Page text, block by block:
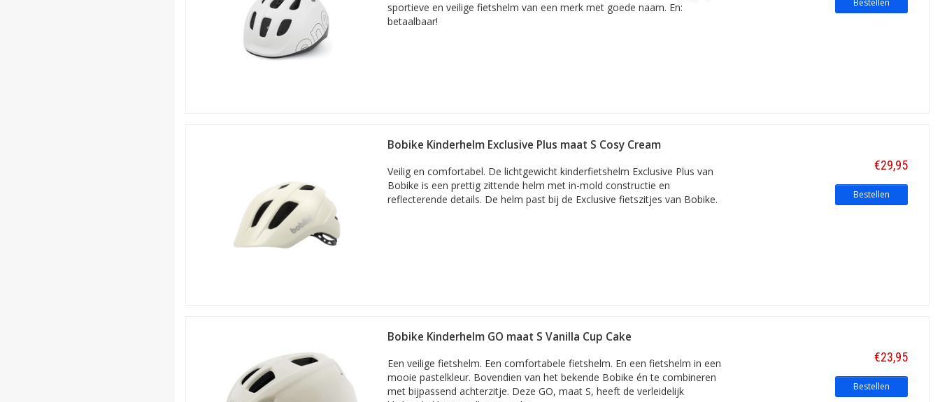
sportieve en veilige fietshelm van een merk met goede naam. En:
betaalbaar!
Bestellen
Bobike Kinderhelm Exclusive Plus maat S Cosy Cream
Veilig en comfortabel. De lichtgewicht kinderfietshelm Exclusive Plus van
Bobike is een prettig zittende helm met in-mold constructie en
reflecterende details. De helm past bij de Exclusive fietszitjes van Bobike.
€29,95
Bestellen
Bobike Kinderhelm GO maat S Vanilla Cup Cake
Een veilige fietshelm. Een comfortabele fietshelm. En een fietshelm in een
mooie pastelkleur. Bovendien van het bekende Bobike én te combineren
met bijpassend achterzitje. Deze GO, maat S, heeft de verleidelijk
€23,95
Bestellen